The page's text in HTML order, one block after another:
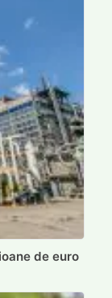
de euro